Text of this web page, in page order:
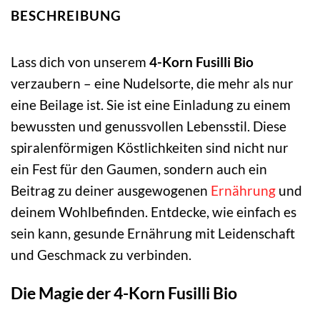
BESCHREIBUNG
Lass dich von unserem 4-Korn Fusilli Bio
verzaubern – eine Nudelsorte, die mehr als nur
eine Beilage ist. Sie ist eine Einladung zu einem
bewussten und genussvollen Lebensstil. Diese
spiralenförmigen Köstlichkeiten sind nicht nur
ein Fest für den Gaumen, sondern auch ein
Beitrag zu deiner ausgewogenen Ernährung und
deinem Wohlbefinden. Entdecke, wie einfach es
sein kann, gesunde Ernährung mit Leidenschaft
und Geschmack zu verbinden.
Die Magie der 4-Korn Fusilli Bio